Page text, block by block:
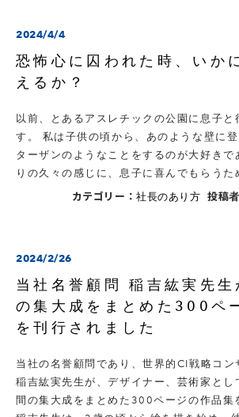
2024/4/4
恐怖心に囚われた時、いか
えるか？
以前、とあるアスレチックの公園に息子と
す。 私は子供の頃から、あのような壁に
ターザンのようなことをするのが大好きで
りの久々の感じに、息子に喜んでもらう
カテゴリー：社長のあり方 投稿
2024/2/26
当社名誉顧問 稲吉紘実先
の集大成をまとめた300ペ
を刊行されました
当社の名誉顧問であり、世界的CI戦略コン
稲吉紘実先生が、デザイナー、芸術家と
間の集大成をまとめた300ページの作品集